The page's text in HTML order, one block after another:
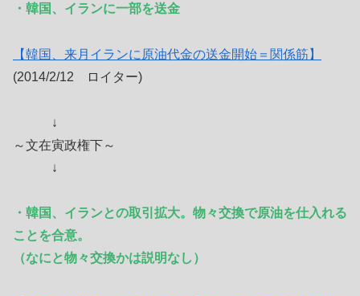
・韓国、イランに一部を送金
【韓国、来月イランに原油代金の送金開始＝関係筋】
(2014/2/12 ロイター)
↓
～文在寅政権下～
↓
・韓国、イランとの取引拡大。物々交換で原油を仕入れる
ことを合意。
（なにと物々交換かは説明なし）